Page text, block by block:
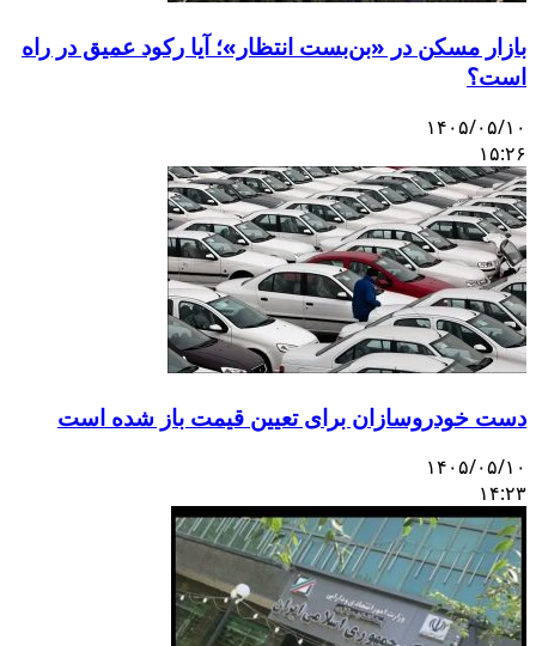
بازار مسکن در «بن‌بست انتظار»؛ آیا رکود عمیق در راه
است؟
۱۴۰۵/۰۵/۱۰
۱۵:۲۶
دست خودروسازان برای تعیین قیمت باز شده است
۱۴۰۵/۰۵/۱۰
۱۴:۲۳